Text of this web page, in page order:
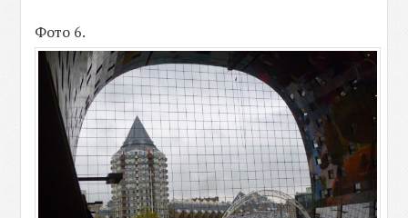
Фото 6.